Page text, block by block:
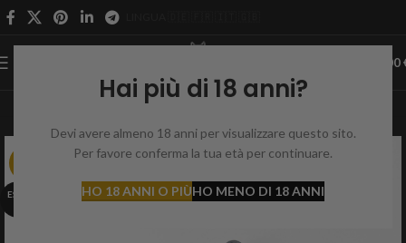
Hai più di 18 anni?
Devi avere almeno 18 anni per visualizzare questo sito.
Per favore conferma la tua età per continuare.
HO 18 ANNI O PIÙHO MENO DI 18 ANNI
0,00
ESAUR